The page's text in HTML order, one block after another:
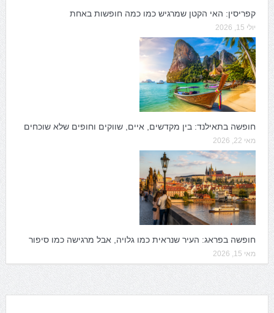
קפריסין: האי הקטן שמרגיש כמו כמה חופשות באחת
יולי 15, 2026
חופשה בתאילנד: בין מקדשים, איים, שווקים וחופים שלא שוכחים
מאי 22, 2026
חופשה בפראג: העיר שנראית כמו גלויה, אבל מרגישה כמו סיפור
מאי 15, 2026